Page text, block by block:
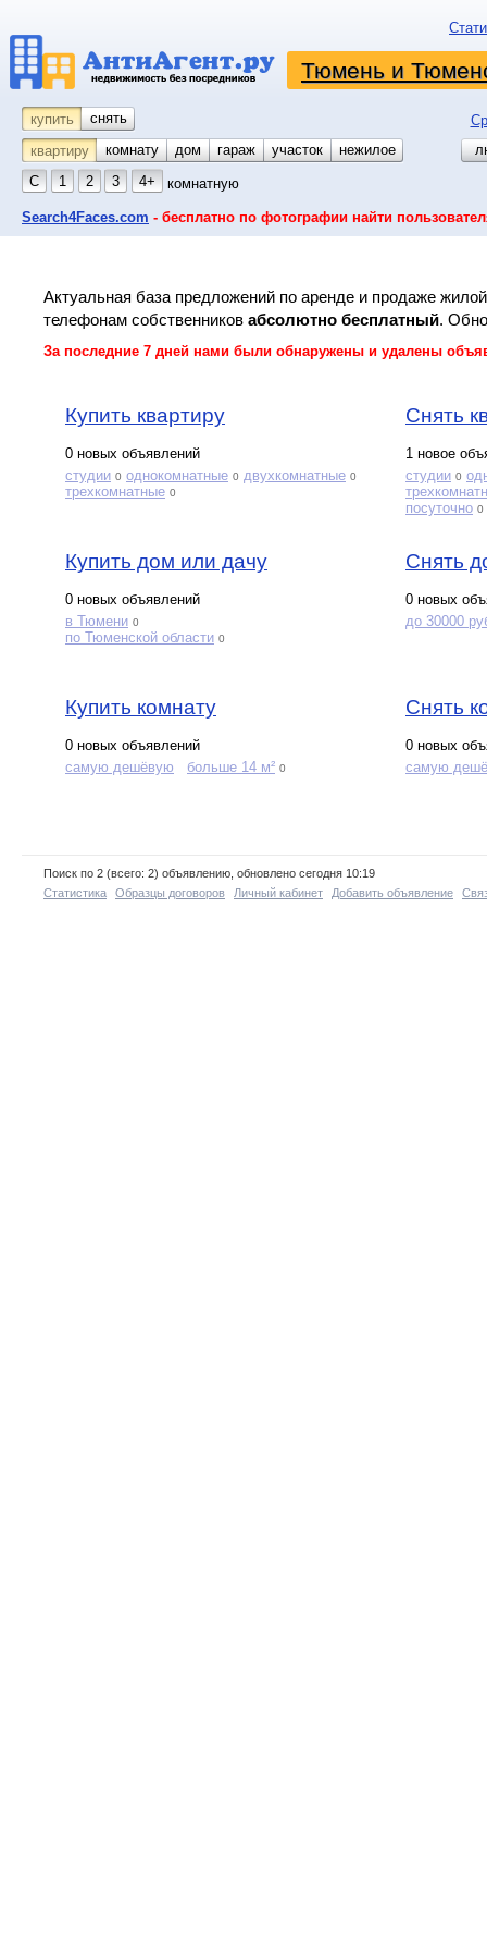
Тюмень и
купить снять
квартиру
комнату койко-место
дом гараж участок
нежилое
С
1 2 3 4+ комнатную
Search4Faces.com - бесплатно по фотографии найти
Актуальная база предложений по аренде и продаже
телефонам собственников абсолютно бесплатный.
За последние 7 дней нами были обнаружены и удалены
Купить квартиру
0 новых объявлений
студии 0 однокомнатные 0 двухкомнатные 0
трехкомнатные 0
Снять
1 новое
студии 0
посуточно 0
Купить дом или дачу
0 новых объявлений
в Тюмени 0
по Тюменской области 0
Снять
0 новых
до 30000
Купить комнату
0 новых объявлений
самую дешёвую
больше 14 м² 0
Снять
0 новых
самую
Поиск по 2 (всего: 2) объявлению, обновлено сегодня 10:19
Статистика
Образцы договоров Личный кабинет Добавить объявление